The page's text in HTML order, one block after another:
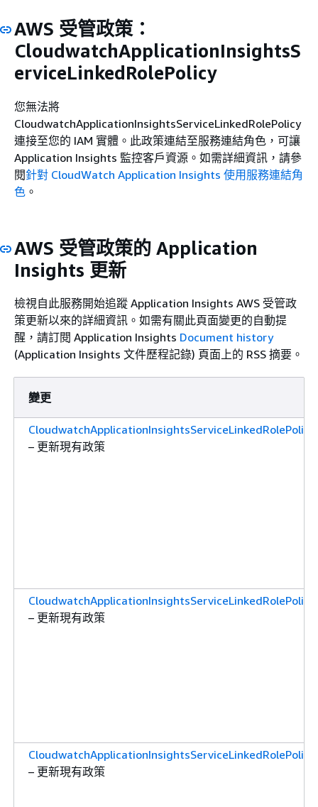
AWS 受管政策：
CloudwatchApplicationInsightsS
erviceLinkedRolePolicy
您無法將
CloudwatchApplicationInsightsServiceLinkedRolePolicy
連接至您的 IAM 實體。此政策連結至服務連結角色，可讓
Application Insights 監控客戶資源。如需詳細資訊，請參
閱針對 CloudWatch Application Insights 使用服務連結角
色 。
AWS 受管政策的 Application
Insights 更新
檢視自此服務開始追蹤 Application Insights AWS 受管政
策更新以來的詳細資訊。如需有關此頁面變更的自動提
醒，請訂閱 Application Insights Document history
(Application Insights 文件歷程記錄) 頁面上的 RSS 摘要。
變更
CloudwatchApplicationInsightsServiceLinkedRolePolicy
– 更新現有政策
CloudwatchApplicationInsightsServiceLinkedRolePolicy
– 更新現有政策
CloudwatchApplicationInsightsServiceLinkedRolePolicy
– 更新現有政策